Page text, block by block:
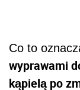
Co to
wyprawami
kąpielą po